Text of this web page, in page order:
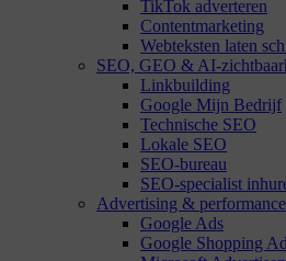
TikTok adverteren
Contentmarketing
Webteksten laten
SEO, GEO & AI-
Linkbuilding
Google Mijn Bedrijf
Technische SEO
Lokale SEO
SEO-bureau
SEO-specialist
Advertising & performance
Google Ads
Google Shopping